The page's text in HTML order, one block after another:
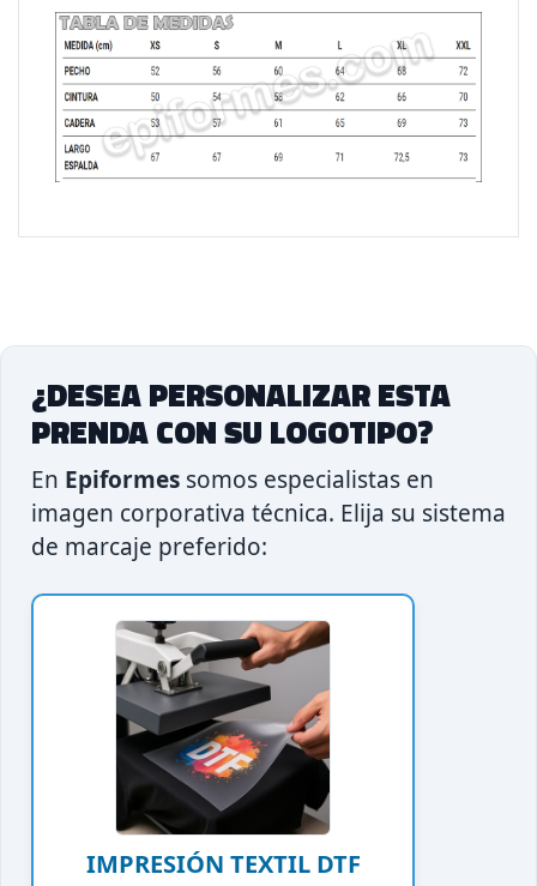
¿DESEA PERSONALIZAR ESTA
PRENDA CON SU LOGOTIPO?
En Epiformes somos especialistas en
imagen corporativa técnica. Elija su sistema
de marcaje preferido:
IMPRESIÓN TEXTIL DTF